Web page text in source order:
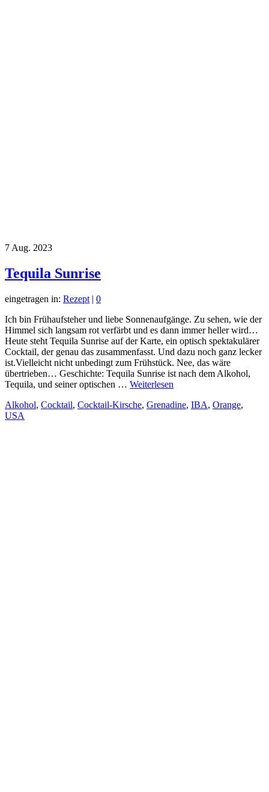
7 Aug. 2023
Tequila Sunrise
eingetragen in: Rezept | 0
Ich bin Frühaufsteher und liebe Sonnenaufgänge. Zu sehen, wie der
Himmel sich langsam rot verfärbt und es dann immer heller wird…
Heute steht Tequila Sunrise auf der Karte, ein optisch spektakulärer
Cocktail, der genau das zusammenfasst. Und dazu noch ganz lecker
ist.Vielleicht nicht unbedingt zum Frühstück. Nee, das wäre
übertrieben… Geschichte: Tequila Sunrise ist nach dem Alkohol,
Tequila, und seiner optischen … Weiterlesen
Alkohol, Cocktail, Cocktail-Kirsche, Grenadine, IBA, Orange,
USA